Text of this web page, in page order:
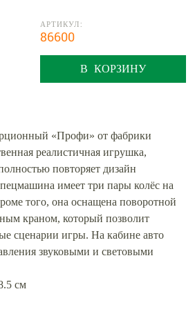
АРТИКУЛ:
86600
В КОРЗИНУ
«Профи» от фабрики
реалистичная игрушка,
повторяет дизайн
имеет три пары колёс на
того, она оснащена поворотной
краном, который позволит
сценарии игры. На кабине авто
звуковыми и световыми
см